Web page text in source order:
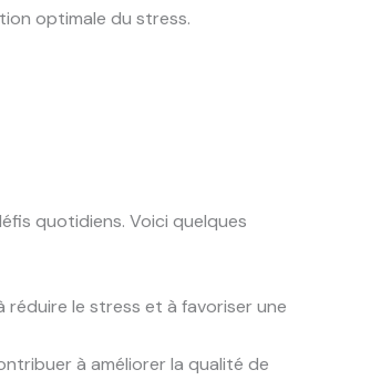
optimale du stress.
quotidiens. Voici quelques
réduire le stress et à favoriser une
à améliorer la qualité de